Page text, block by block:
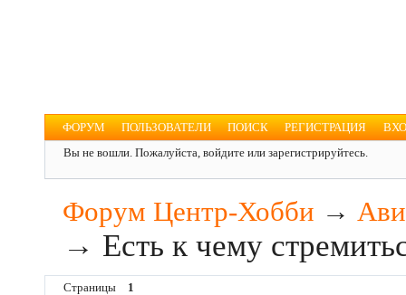
ФОРУМ ПОЛЬЗОВАТЕЛИ ПОИСК РЕГИСТРАЦИЯ
Вы не вошли. Пожалуйста, войдите или зарегистрируйтесь.
Форум Центр-Хобби →
→ Есть к чему
Страницы 1